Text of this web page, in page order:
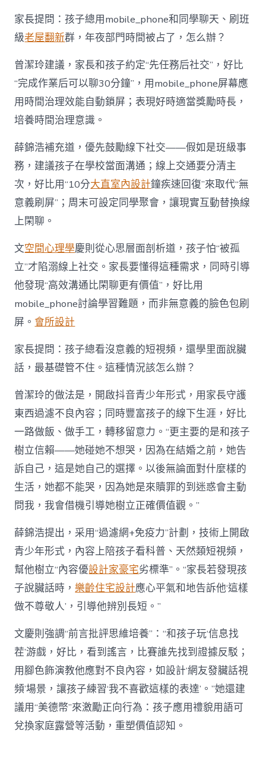
家長提問：孩子總用mobile_phone和同學聊天、刷班
級老屋翻新群，年夜部門時間被占了，怎么辦？
曾潔玲建議，家長和孩子約定“先任務后社交”，好比
“完成作業后可以聊30分鐘”，用mobile_phone屏幕應
用時間治理效能自動鎖屏；表現好時適當獎勵時長，
培養時間治理意識。
薛錦浩補充道，優先鼓勵線下社交——假如是班級事
務，建議孩子在學校當面溝通；線上交通要分清主
次，好比用“10分大直室內設計鐘疾速回復”來取代“無
意義刷屏”；周末可設定同學聚會，讓現實互動替換線
上閑聊。
文空間心理學慶則從心思層面剖析道，孩子怕“被孤
立”才陷溺線上社交。家長要懂得這種需求，同時引導
他發現“高效溝通比閑聊更有價值”，好比用
mobile_phone討論學習難題，而非無意義的臉色包刷
屏。會所設計
家長提問：孩子總看沒意義的短視頻，還學里面說臟
話，最基礎管不住。這種情況該怎么辦？
曾潔玲的做法是，開啟抖音青少年形式，用家長守護
東西過濾不良內容；同時豐富孩子的線下生涯，好比
一路做飯、做手工，轉移留意力。“更主要的是和孩子
樹立信賴——她碰她不想哭，因為在結婚之前，她告
訴自己，這是她自己的選擇。以後無論面對什麼樣的
生活，她都不能哭，因為她是來贖罪的到迷惑會主動
問我，我會借機引導她樹立正確價值觀。”
薛錦浩提出，采用“過濾網+免疫力”計劃，技術上開啟
青少年形式，內容上陪孩子看科普、天然類短視頻，
幫他樹立“內容優設計家豪宅劣標準”。“家長若發現孩
子說臟話時，樂齡住宅設計應心平氣和地告訴他‘這樣
做不尊敬人’，引導他辨別長短。”
文慶則強調“前言批評思維培養”：“和孩子玩‘信息找
茬’游戲，好比，看到謠言，比賽誰先找到證據反駁；
用腳色飾演教他應對不良內容，如設計‘網友發臟話視
頻’場景，讓孩子練習‘我不喜歡這樣的表達’。”她還建
議用“美德幣”來激勵正向行為：孩子應用禮貌用語可
兌換家庭露營等活動，重塑價值認知。